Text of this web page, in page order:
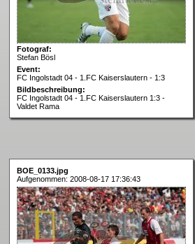
Fotograf:
Stefan Bösl
Event:
FC Ingolstadt 04 - 1.FC Kaiserslautern - 1:3
Bildbeschreibung:
FC Ingolstadt 04 - 1.FC Kaiserslautern 1:3 -
Valdet Rama
BOE_0133.jpg
Aufgenommen: 2008-08-17 17:36:43